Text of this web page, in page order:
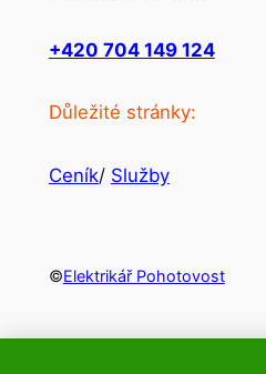
+420 704 149 124
Důležité stránky:
Ceník/ Služby
©Elektrikář Pohotovost